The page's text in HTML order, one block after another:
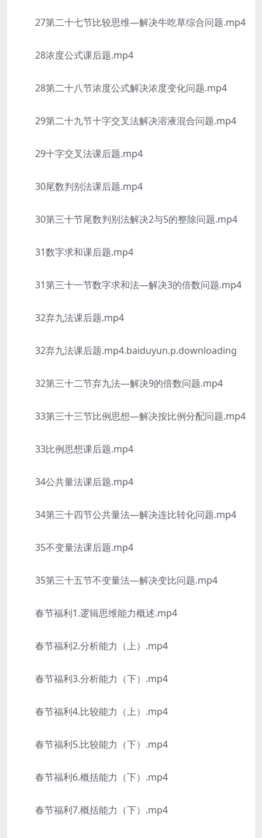
27第二十七节比较思维—解决牛吃草综合问题.mp4
28浓度公式课后题.mp4
28第二十八节浓度公式解决浓度变化问题.mp4
29第二十九节十字交叉法解决溶液混合问题.mp4
29十字交叉法课后题.mp4
30尾数判别法课后题.mp4
30第三十节尾数判别法解决2与5的整除问题.mp4
31数字求和课后题.mp4
31第三十一节数字求和法—解决3的倍数问题.mp4
32弃九法课后题.mp4
32弃九法课后题.mp4.baiduyun.p.downloading
32第三十二节弃九法—解决9的倍数问题.mp4
33第三十三节比例思想—解决按比例分配问题.mp4
33比例思想课后题.mp4
34公共量法课后题.mp4
34第三十四节公共量法—解决连比转化问题.mp4
35不变量法课后题.mp4
35第三十五节不变量法—解决变比问题.mp4
春节福利1.逻辑思维能力概述.mp4
春节福利2.分析能力（上）.mp4
春节福利3.分析能力（下）.mp4
春节福利4.比较能力（上）.mp4
春节福利5.比较能力（下）.mp4
春节福利6.概括能力（下）.mp4
春节福利7.概括能力（下）.mp4